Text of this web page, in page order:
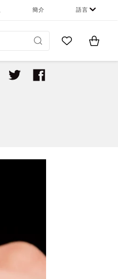
簡介 語言
Go to MyItems